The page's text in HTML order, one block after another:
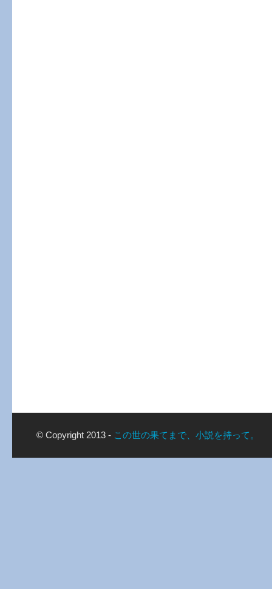
© Copyright 2013 - この世の果てまで、小説を持って。